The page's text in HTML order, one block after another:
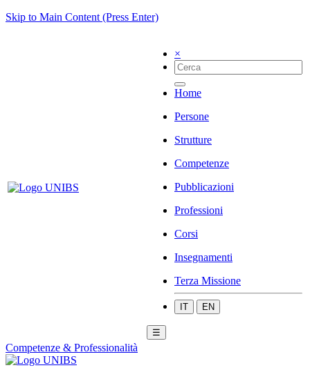
Skip to Main Content (Press Enter)
×
Home
Persone
Strutture
Competenze
Pubblicazioni
Professioni
Corsi
Insegnamenti
Terza Missione
IT EN
☰
Competenze & Professionalità